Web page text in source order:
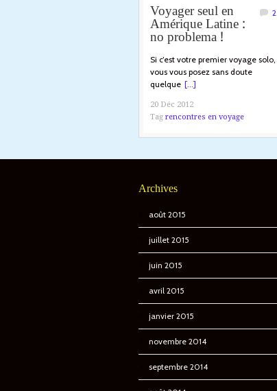
Voyager seul en
Amérique Latine :
no problema !
2
Si c’est votre premier voyage solo,
vous vous posez sans doute
quelque [...]
20 Déc 2012
Tag rencontres en voyage
Archives
août 2015
juillet 2015
juin 2015
avril 2015
janvier 2015
novembre 2014
septembre 2014